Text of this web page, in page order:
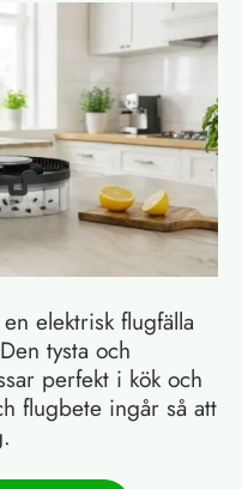
elektrisk flugfälla
tysta och
perfekt i kök och
flugbete ingår så att